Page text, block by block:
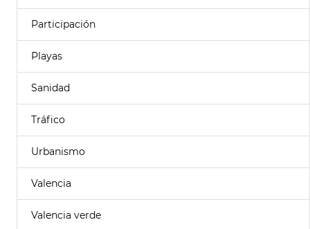
Participación
Playas
Sanidad
Tráfico
Urbanismo
Valencia
Valencia verde